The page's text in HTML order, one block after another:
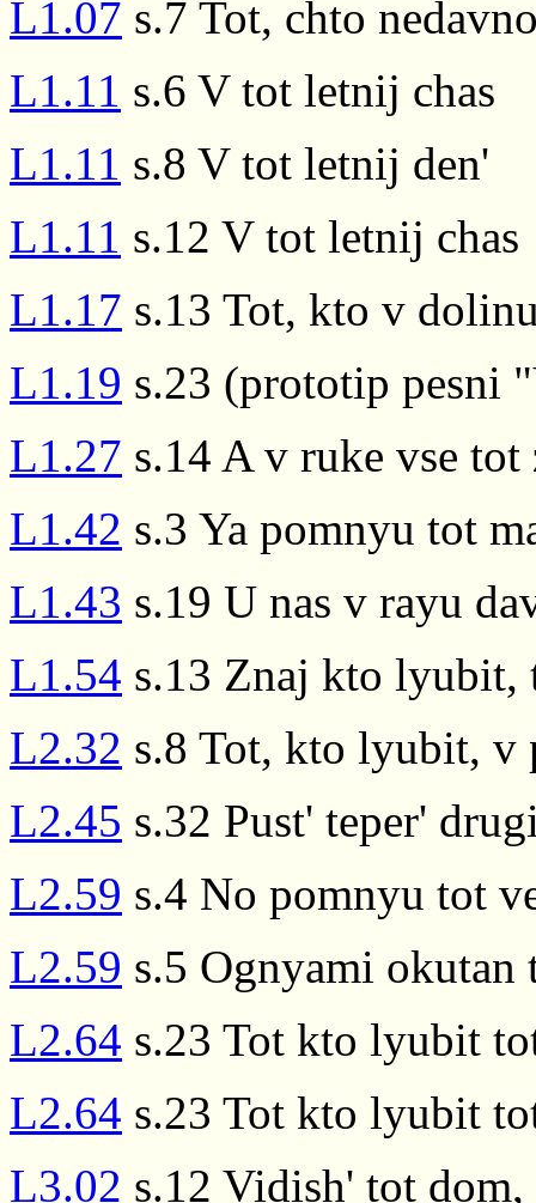
L1.07 s.7 Tot, chto
L1.11 s.6 V tot letnij chas
L1.11 s.8 V tot letnij den'
L1.11 s.12 V tot letnij chas
L1.17 s.13 Tot, kto v
L1.19 s.23 (prototip pesni
L1.27 s.14 A v ruke vse
L1.42 s.3 Ya pomnyu tot
L1.43 s.19 U nas v rayu
L1.54 s.13 Znaj kto lyubit,
L2.32 s.8 Tot, kto lyubit, v
L2.45 s.32 Pust' teper'
L2.59 s.4 No pomnyu tot
L2.59 s.5 Ognyami okutan
L2.64 s.23 Tot kto lyubit
L2.64 s.23 Tot kto lyubit
L3.02 s.12 Vidish' tot